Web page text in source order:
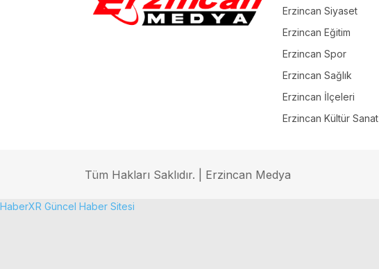
Erzincan Siyaset
Erzincan Eğitim
Erzincan Spor
Erzincan Sağlık
Erzincan İlçeleri
Erzincan Kültür Sanat
Tüm Hakları Saklıdır. | Erzincan Medya
HaberXR Güncel Haber Sitesi